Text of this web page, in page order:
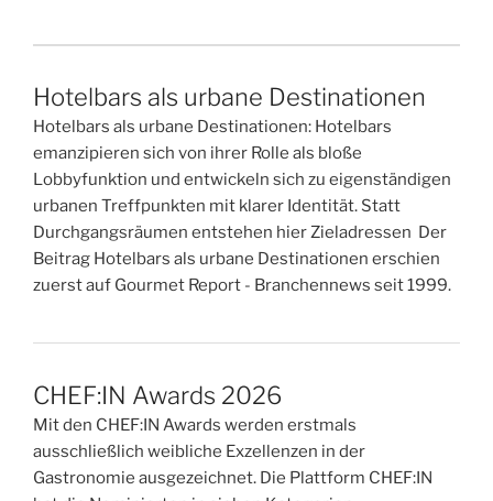
Hotelbars als urbane Destinationen
Hotelbars als urbane Destinationen: Hotelbars
emanzipieren sich von ihrer Rolle als bloße
Lobbyfunktion und entwickeln sich zu eigenständigen
urbanen Treffpunkten mit klarer Identität. Statt
Durchgangsräumen entstehen hier Zieladressen Der
Beitrag Hotelbars als urbane Destinationen erschien
zuerst auf Gourmet Report - Branchennews seit 1999.
CHEF:IN Awards 2026
Mit den CHEF:IN Awards werden erstmals
ausschließlich weibliche Exzellenzen in der
Gastronomie ausgezeichnet. Die Plattform CHEF:IN